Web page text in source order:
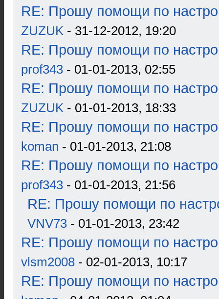
RE: Прошу помощи по
ZUZUK - 31-12-2012, 19:20
RE: Прошу помощи по
prof343 - 01-01-2013, 02:55
RE: Прошу помощи по
ZUZUK - 01-01-2013, 18:33
RE: Прошу помощи по
koman - 01-01-2013, 21:08
RE: Прошу помощи по
prof343 - 01-01-2013, 21:56
RE: Прошу помощи по
VNV73 - 01-01-2013, 23:42
RE: Прошу помощи по
vlsm2008 - 02-01-2013, 10:17
RE: Прошу помощи по